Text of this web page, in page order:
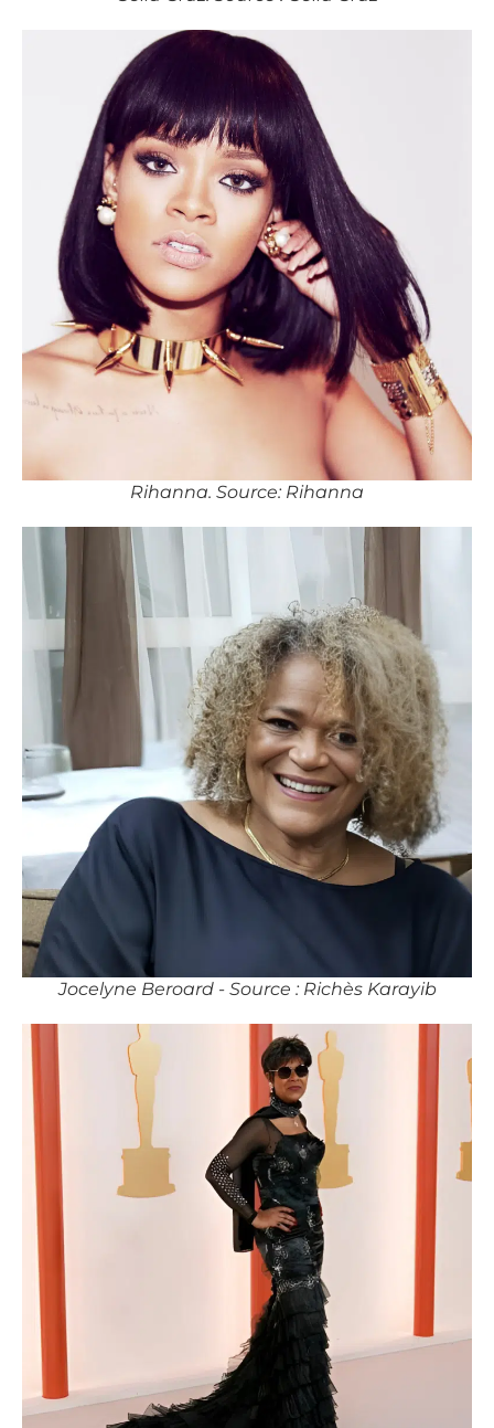
Rihanna. Source: Rihanna
Jocelyne Beroard - Source : Richès Karayib